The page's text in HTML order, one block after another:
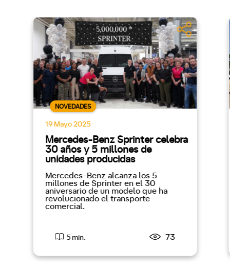
NOVEDADES
19 Mayo 2025
Mercedes-Benz Sprinter celebra
30 años y 5 millones de
unidades producidas
Mercedes-Benz alcanza los 5
millones de Sprinter en el 30
aniversario de un modelo que ha
revolucionado el transporte
comercial.
5 min. 73